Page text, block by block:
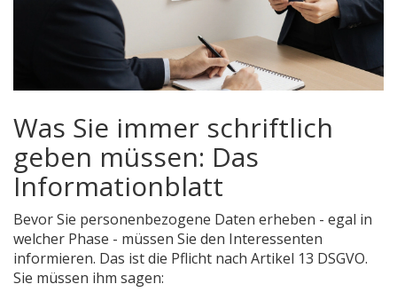
Was Sie immer schriftlich
geben müssen: Das
Informationblatt
Bevor Sie personenbezogene Daten erheben - egal in
welcher Phase - müssen Sie den Interessenten
informieren. Das ist die Pflicht nach Artikel 13 DSGVO.
Sie müssen ihm sagen: